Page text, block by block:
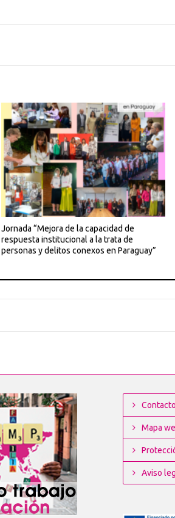
Jornada “Mejora de la capacidad de
respuesta institucional a la trata de
personas y delitos conexos en Paraguay”
Contacto
Mapa
Aviso